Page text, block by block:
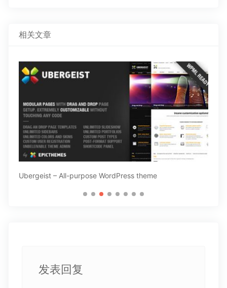
相关文章
Ubergeist – All-purpose WordPress theme
发表回复